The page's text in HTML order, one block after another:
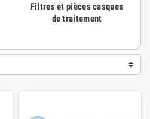
Filtres et pièces casques
de traitement